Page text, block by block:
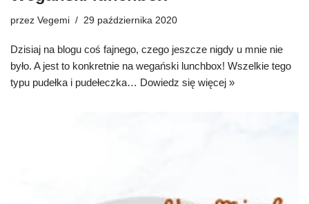
przez Vegemi 29 października 2020
Dzisiaj na blogu coś fajnego, czego jeszcze nigdy u mnie nie
było. A jest to konkretnie na wegański lunchbox! Wszelkie tego
typu pudełka i pudełeczka… Dowiedz się więcej »